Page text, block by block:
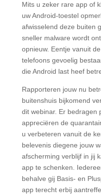
Mits u zeker rare app of
uw Android-toestel
afwisselend deze buiten
sneller malware wordt
opnieuw. Eentje vanuit
telefoons gevoelig
die Android last heef
Rapporteren jouw nu
buitenshuis bijkomend
dit webinar. Er bedragen
appreciëren de
u verbeteren vanuit de
belevenis diegene jouw
afscherming verblijf in jij
app te schenken.
behalve gij Basis- en
app terecht erbij